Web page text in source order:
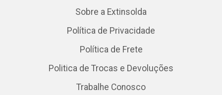
Sobre a Extinsolda
Política de Privacidade
Política de Frete
Politica de Trocas e Devoluções
Trabalhe Conosco